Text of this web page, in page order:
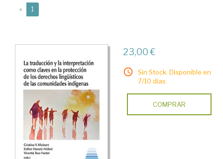
« 1
23,00 €
Sin Stock. Disponible en
7/10 días.
COMPRAR